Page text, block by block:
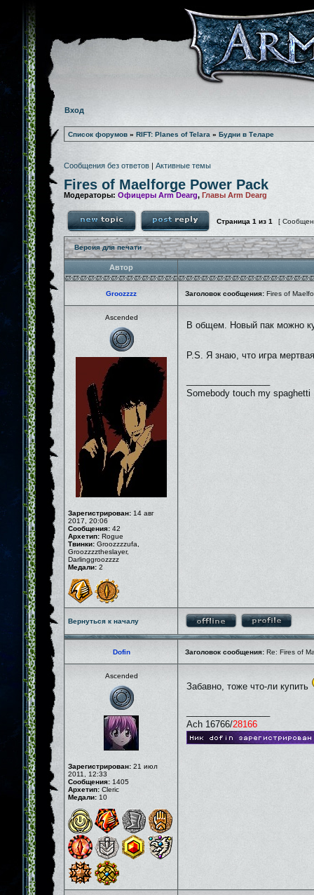
Вход
Список форумов » RIFT: Planes of Telara » Будни в Теларе
Сообщения без ответов | Активные темы
Fires of Maelforge Power Pack
Модераторы: Офицеры Arm Dearg, Главы Arm Dearg
Страница 1 из 1 [
Версия для печати
Автор
Groozzzz Заголовок сообщения: Fires of
Ascended
Зарегистрирован: 14 авг
2017, 20:06
Сообщения: 42
Архетип: Rogue
Твинки: Groozzzzufa,
Groozzzztheslayer,
Darlinggroozzzz
Медали: 2
В общем. Новый пак можно
P.S. Я знаю, что игра
Somebody touch my spaghetti
Вернуться к началу
Dofin Заголовок сообщения: Re: Fires of
Ascended
Зарегистрирован: 21 июл
2011, 12:33
Сообщения: 1405
Архетип: Cleric
Медали: 10
Забавно, тоже что-ли купить
Ach 16766/28166